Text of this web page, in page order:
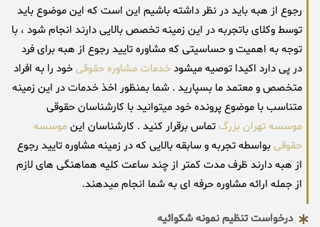
رجوع از هبه باید در نظر داشته باشیم این است که این موضوع باید
توسط وکلای باتجربه در این زمینه تخصص بالایی دارند انجام شود ، با
توجه به اهمیت و حساسیتی که مشاوره تایید رجوع از هبه برای فرد
در پی دارد اکیدا توصیه میشودخدمات مشاوره حقوقیخود را به افراد
متخصص و معتمد ما بسپارید . شما بمنظور اخذ خدمات در این زمینه
متناسب با موضوع پرونده خود میتوانید با کارشناسان حقوقی
موسسه تهران بزرگتماس برقرار کنید . کارشناسان اینموسسه
حقوقیبواسطه تجربه و سابقه بالایی که در زمینه مشاوره تایید رجوع
از هبه دارند ظرف مدت کمتر از چند ساعت کلیه هماهنگی های لازم
از جمله ارائه مشاوره حرفه ای به شما انجام میدهند.
درخواست تنظیم نمونه شکوائیه